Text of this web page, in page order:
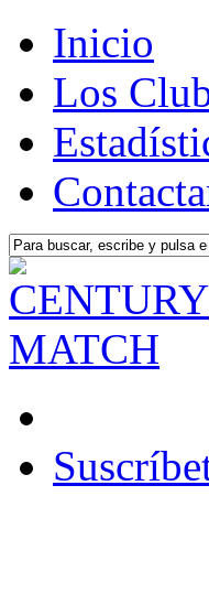
Inicio
Los